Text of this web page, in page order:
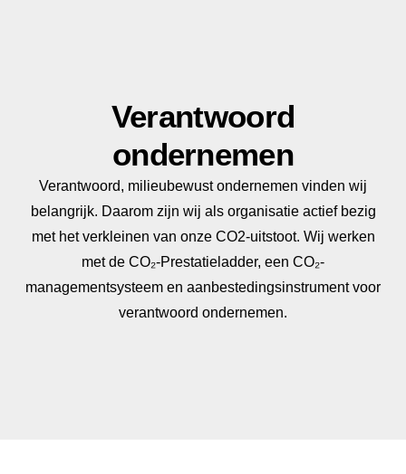
Verantwoord
ondernemen
Verantwoord, milieubewust ondernemen vinden wij
belangrijk. Daarom zijn wij als organisatie actief bezig
met het verkleinen van onze CO2-uitstoot. Wij werken
met de CO₂-Prestatieladder, een CO₂-
managementsysteem en aanbestedingsinstrument voor
verantwoord ondernemen.